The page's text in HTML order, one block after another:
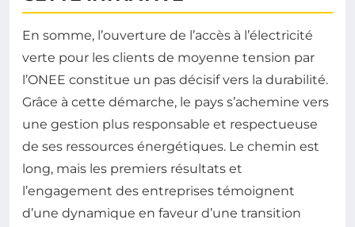
En somme, l’ouverture de l’accès à l’électricité
verte pour les clients de moyenne tension par
l’ONEE constitue un pas décisif vers la durabilité.
Grâce à cette démarche, le pays s’achemine vers
une gestion plus responsable et respectueuse
de ses ressources énergétiques. Le chemin est
long, mais les premiers résultats et
l’engagement des entreprises témoignent
d’une dynamique en faveur d’une transition